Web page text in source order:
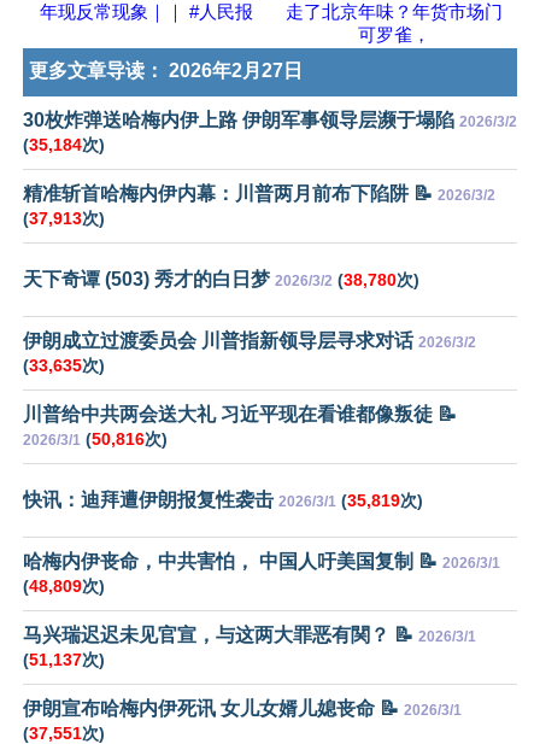
年现反常现象｜｜ #人民报
走了北京年味？年货市场门
可罗雀，
更多文章导读： 2026年2月27日
30枚炸弹送哈梅内伊上路 伊朗军事领导层濒于塌陷 2026/3/2
(35,184次)
精准斩首哈梅内伊内幕：川普两月前布下陷阱 📝 2026/3/2
(37,913次)
天下奇谭 (503) 秀才的白日梦 2026/3/2 (38,780次)
伊朗成立过渡委员会 川普指新领导层寻求对话 2026/3/2
(33,635次)
川普给中共两会送大礼 习近平现在看谁都像叛徒 📝
2026/3/1 (50,816次)
快讯：迪拜遭伊朗报复性袭击 2026/3/1 (35,819次)
哈梅内伊丧命，中共害怕， 中国人吁美国复制 📝 2026/3/1
(48,809次)
马兴瑞迟迟未见官宣，与这两大罪恶有関？ 📝 2026/3/1
(51,137次)
伊朗宣布哈梅内伊死讯 女儿女婿儿媳丧命 📝 2026/3/1
(37,551次)